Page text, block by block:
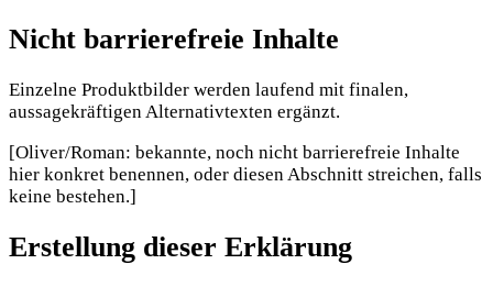
Nicht barrierefreie Inhalte
Einzelne Produktbilder werden laufend mit finalen,
aussagekräftigen Alternativtexten ergänzt.
[Oliver/Roman: bekannte, noch nicht barrierefreie Inhalte
hier konkret benennen, oder diesen Abschnitt streichen, falls
keine bestehen.]
Erstellung dieser Erklärung